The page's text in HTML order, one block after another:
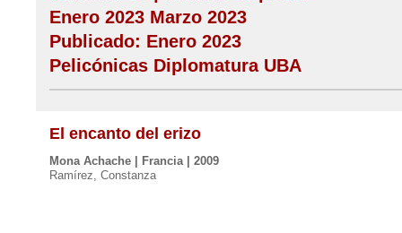
Enero 2023 Marzo 2023
Publicado: Enero 2023
Pelicónicas Diplomatura UBA
El encanto del erizo
Mona Achache | Francia | 2009
Ramírez, Constanza